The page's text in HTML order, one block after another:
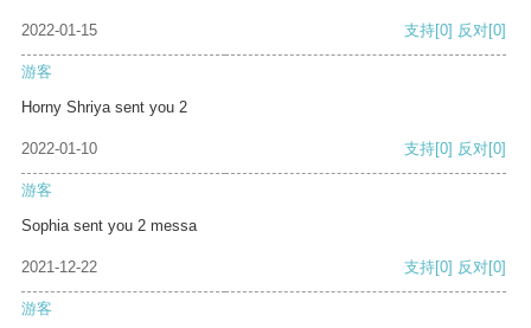
2022-01-15 支持[0] 反对[0]
游客
Horny Shriya sent you 2
2022-01-10 支持[0] 反对[0]
游客
Sophia sent you 2 messa
2021-12-22 支持[0] 反对[0]
游客